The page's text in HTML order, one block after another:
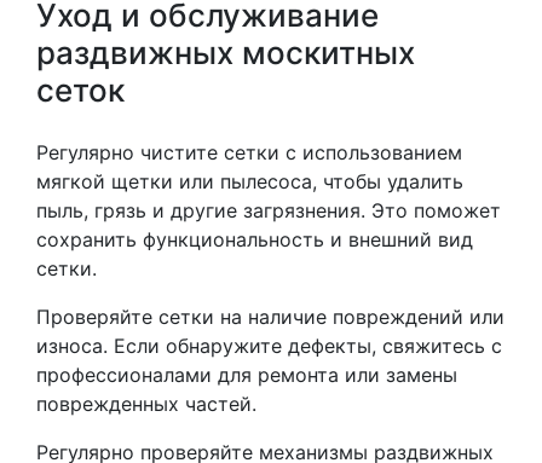
Уход и обслуживание
раздвижных москитных
сеток
Регулярно чистите сетки с использованием
мягкой щетки или пылесоса, чтобы удалить
пыль, грязь и другие загрязнения. Это поможет
сохранить функциональность и внешний вид
сетки.
Проверяйте сетки на наличие повреждений или
износа. Если обнаружите дефекты, свяжитесь с
профессионалами для ремонта или замены
поврежденных частей.
Регулярно проверяйте механизмы раздвижных